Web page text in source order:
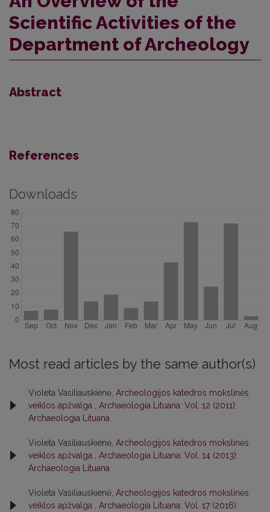
Scientific Activities of the
Department of Archeology
Abstract
References
Downloads
Most read articles by the same author(s)
Violeta Vasiliauskienė, Archeologijos katedros mokslinės
veiklos apžvalga
Archaeologia Lituana: Vol. 12 (2011):
Archaeologia Lituana
Violeta Vasiliauskienė, Archeologijos katedros mokslinės
veiklos apžvalga
Archaeologia Lituana: Vol. 14 (2013):
Archaeologia Lituana
Violeta Vasiliauskienė, Archeologijos katedros mokslinės
veiklos apžvalga
Archaeologia Lituana: Vol. 17 (2016):